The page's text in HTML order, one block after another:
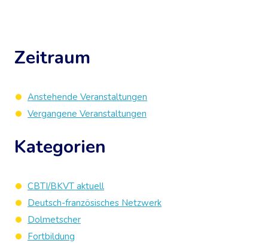
Zeitraum
Anstehende Veranstaltungen
Vergangene Veranstaltungen
Kategorien
CBTI/BKVT aktuell
Deutsch-französisches Netzwerk
Dolmetscher
Fortbildung